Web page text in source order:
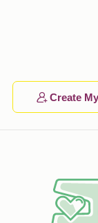
Create